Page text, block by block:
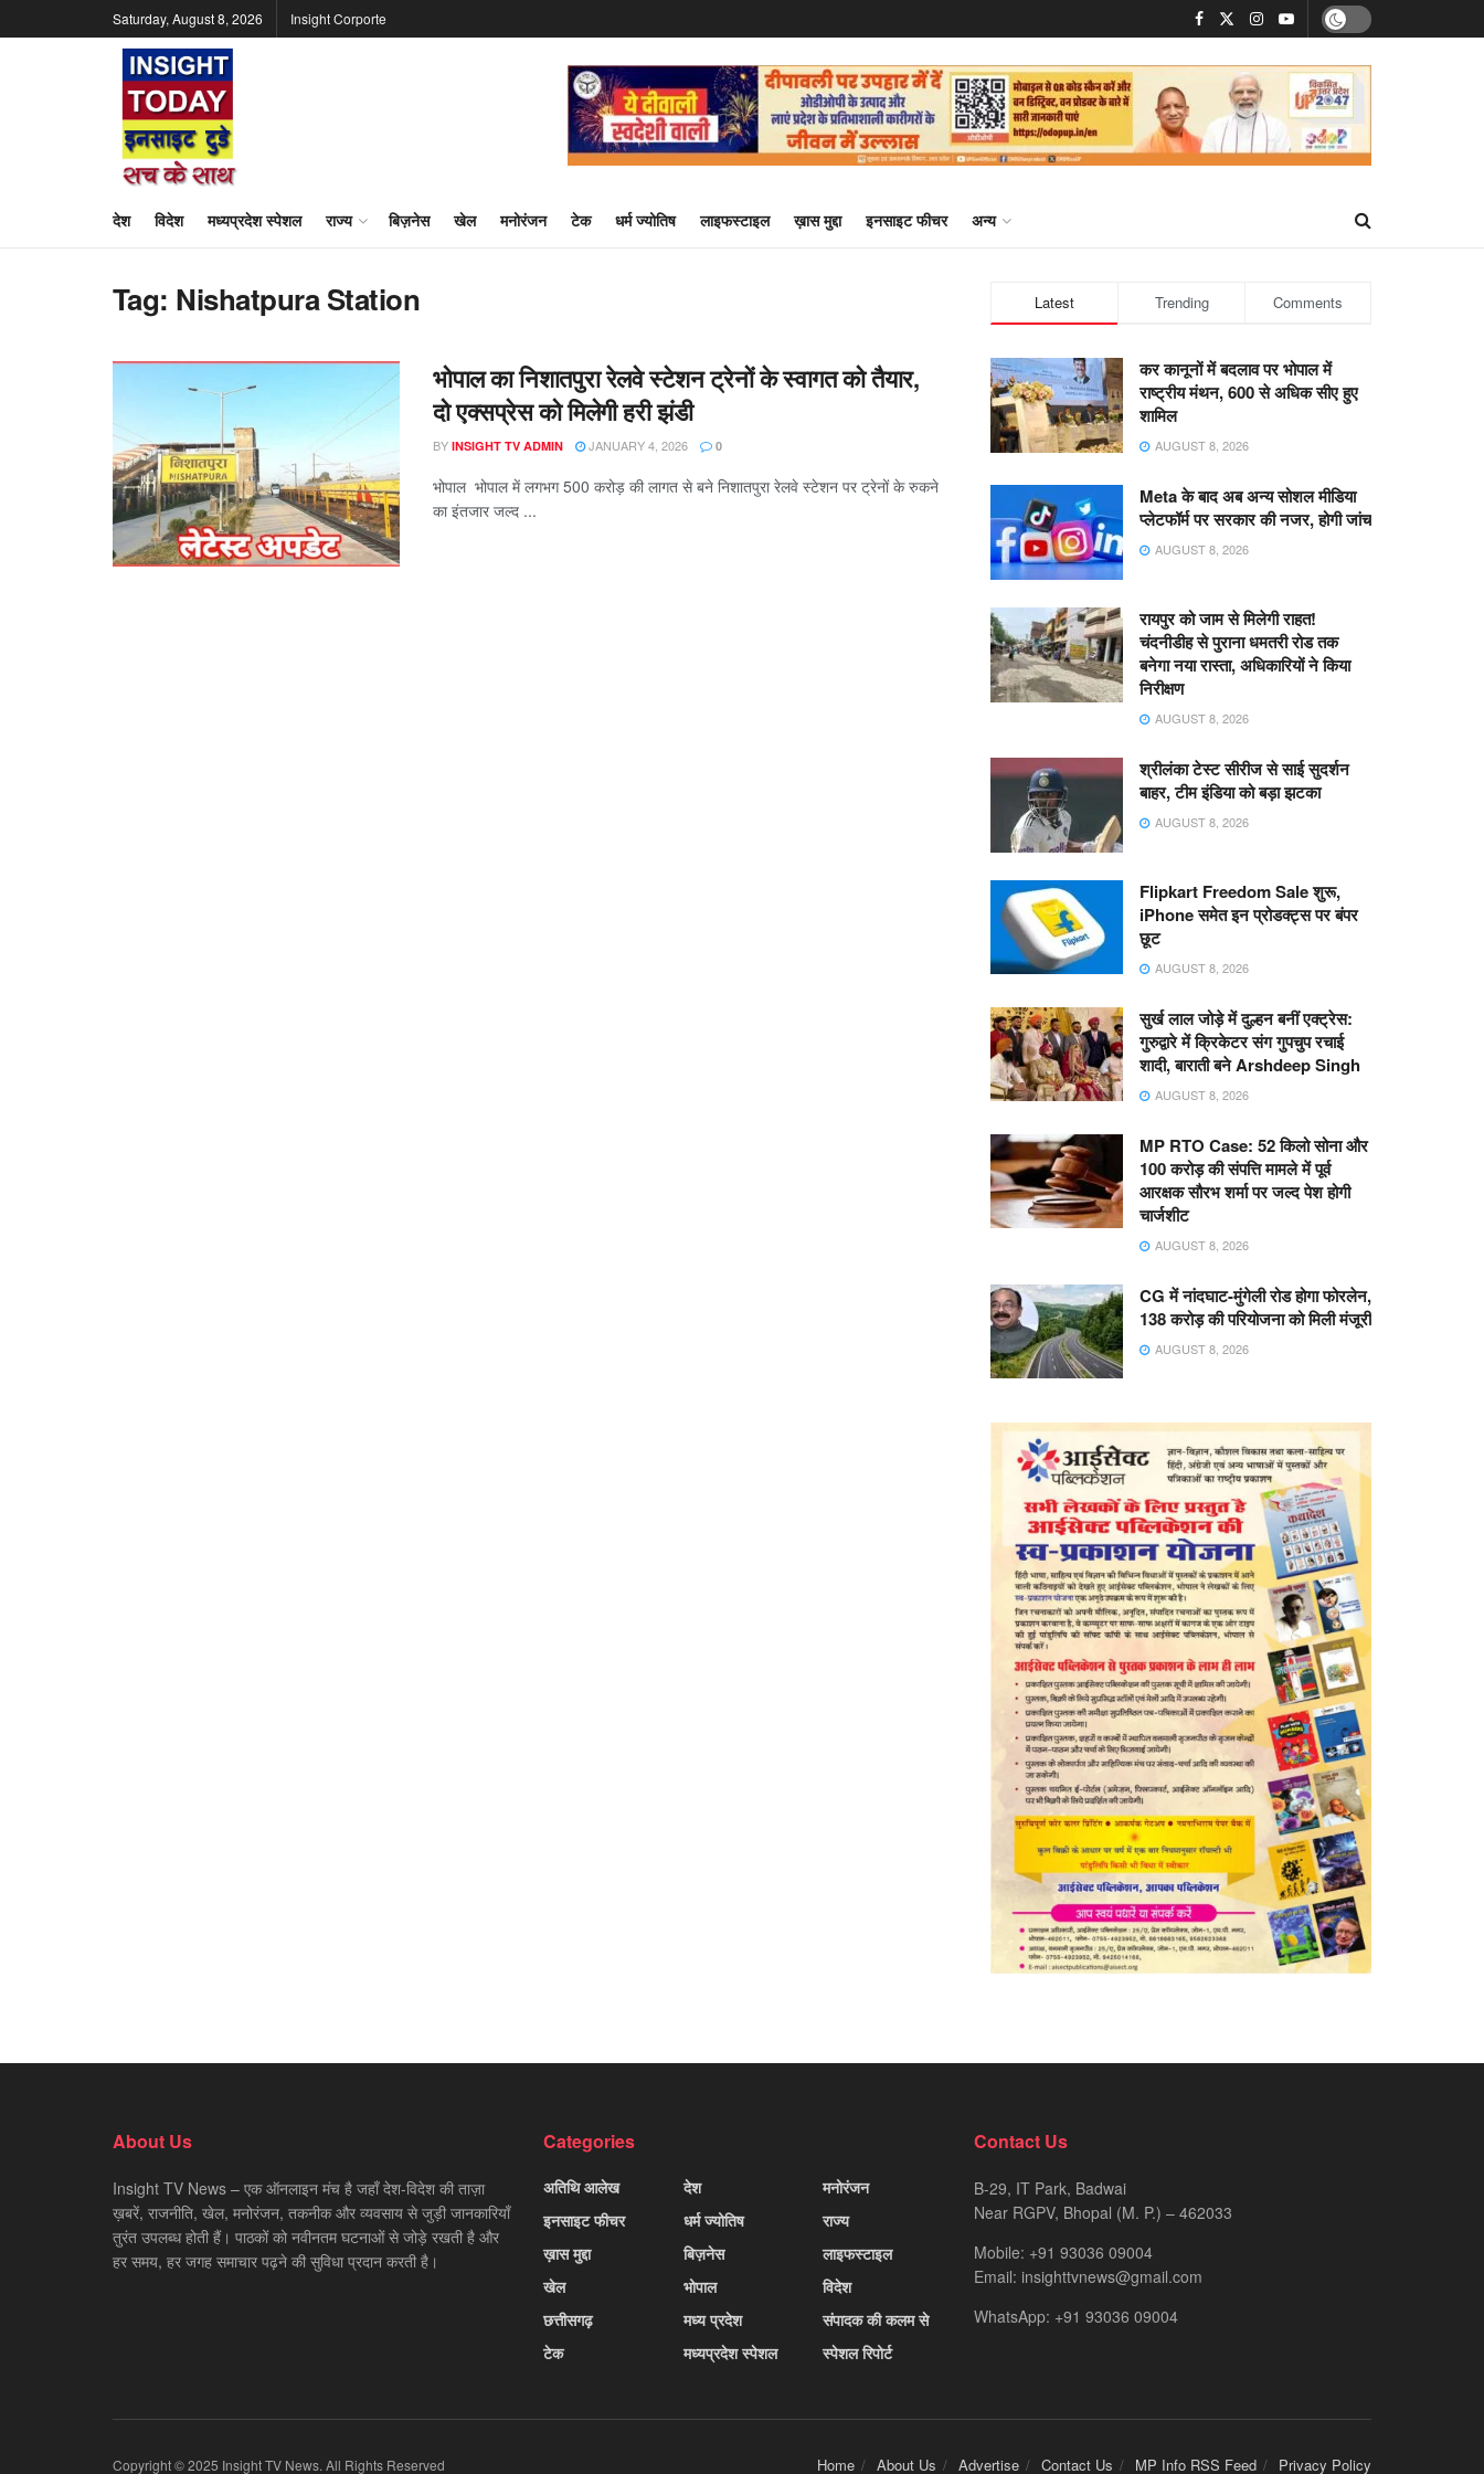
Saturday, August 8, 2026 Insight Corporte
देश विदेश मध्यप्रदेश स्पेशल राज्य बिज़नेस खेल मनोरंजन टेक धर्म ज्योतिष लाइफस्टाइल ख़ास मुद्दा इनसाइट फीचर अन्य
Tag: Nishatpura Station
भोपाल का निशातपुरा रेलवे स्टेशन ट्रेनों के स्वागत को तैयार,
दो एक्सप्रेस को मिलेगी हरी झंडी
BY INSIGHT TV ADMIN JANUARY 4, 2026 0
भोपाल भोपाल में लगभग 500 करोड़ की लागत से बने निशातपुरा रेलवे स्टेशन पर ट्रेनों के रुकने
का इंतजार जल्द ...
Latest Trending Comments
कर कानूनों में बदलाव पर भोपाल में
राष्ट्रीय मंथन, 600 से अधिक सीए हुए
शामिल
AUGUST 8, 2026
Meta के बाद अब अन्य सोशल मीडिया
प्लेटफॉर्म पर सरकार की नजर, होगी जांच
AUGUST 8, 2026
रायपुर को जाम से मिलेगी राहत!
चंदनीडीह से पुराना धमतरी रोड तक
बनेगा नया रास्ता, अधिकारियों ने किया
निरीक्षण
AUGUST 8, 2026
श्रीलंका टेस्ट सीरीज से साई सुदर्शन
बाहर, टीम इंडिया को बड़ा झटका
AUGUST 8, 2026
Flipkart Freedom Sale शुरू,
iPhone समेत इन प्रोडक्ट्स पर बंपर
छूट
AUGUST 8, 2026
सुर्ख लाल जोड़े में दुल्हन बनीं एक्ट्रेस:
गुरुद्वारे में क्रिकेटर संग गुपचुप रचाई
शादी, बाराती बने Arshdeep Singh
AUGUST 8, 2026
MP RTO Case: 52 किलो सोना और
100 करोड़ की संपत्ति मामले में पूर्व
आरक्षक सौरभ शर्मा पर जल्द पेश होगी
चार्जशीट
AUGUST 8, 2026
CG में नांदघाट-मुंगेली रोड होगा फोरलेन,
138 करोड़ की परियोजना को मिली मंजूरी
AUGUST 8, 2026
About Us
Insight TV News – एक ऑनलाइन मंच है जहाँ देश-विदेश की ताज़ा
ख़बरें, राजनीति, खेल, मनोरंजन, तकनीक और व्यवसाय से जुड़ी जानकारियाँ
तुरंत उपलब्ध होती हैं। पाठकों को नवीनतम घटनाओं से जोड़े रखती है और
हर समय, हर जगह समाचार पढ़ने की सुविधा प्रदान करती है।
Categories
अतिथि आलेख
इनसाइट फीचर
ख़ास मुद्दा
खेल
छत्तीसगढ़
टेक
देश
धर्म ज्योतिष
बिज़नेस
भोपाल
मध्य प्रदेश
मध्यप्रदेश स्पेशल
मनोरंजन
राज्य
लाइफस्टाइल
विदेश
संपादक की कलम से
स्पेशल रिपोर्ट
Contact Us
B-29, IT Park, Badwai
Near RGPV, Bhopal (M. P.) – 462033
Mobile: +91 93036 09004
Email: insighttvnews@gmail.com
WhatsApp: +91 93036 09004
Home About Us Advertise Contact Us MP Info RSS Feed Privacy Policy
Copyright © 2025 Insight TV News. All Rights Reserved